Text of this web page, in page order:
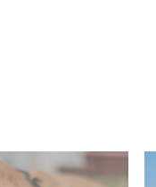
カテゴリ一覧 Category